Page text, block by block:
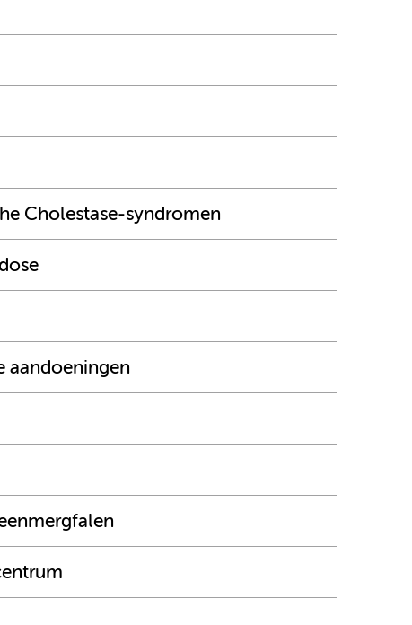
Cholestase-syndromen
aandoeningen